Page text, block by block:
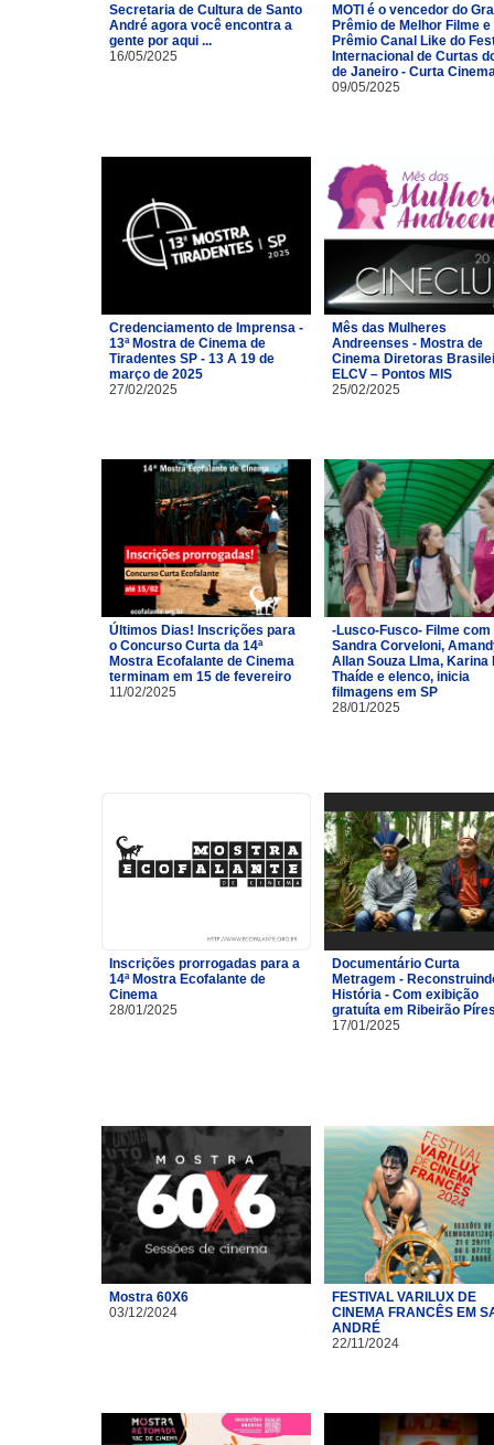
Secretaria de Cultura de Santo
André agora você encontra a
gente por aqui ...
16/05/2025
MOTI é o vencedor do
Prêmio de Melhor Filme e
Prêmio Canal Like do
Internacional de Curtas
de Janeiro - Curta
09/05/2025
Credenciamento de Imprensa -
13ª Mostra de Cinema de
Tiradentes SP - 13 A 19 de
março de 2025
27/02/2025
Mês das Mulheres
Andreenses - Mostra de
Cinema Diretoras
ELCV – Pontos MIS
25/02/2025
Últimos Dias! Inscrições para
o Concurso Curta da 14ª
Mostra Ecofalante de Cinema
terminam em 15 de fevereiro
11/02/2025
-Lusco-Fusco- Filme com
Sandra Corveloni,
Allan Souza LIma, Karina
Thaíde e elenco, inicia
filmagens em SP
28/01/2025
Inscrições prorrogadas para a
14ª Mostra Ecofalante de
Cinema
28/01/2025
Documentário Curta
Metragem -
História - Com exibição
gratuíta em Ribeirão
17/01/2025
Mostra 60X6
03/12/2024
FESTIVAL VARILUX DE
CINEMA FRANCÊS EM
ANDRÉ
22/11/2024